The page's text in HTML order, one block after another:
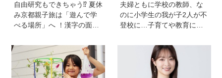
自由研究もできちゃう⁉︎ 夏休
み京都親子旅は「遊んで学
べる場所」へ ！漢字の面白
【HugKum京都隊が教える
京の裏ワザ・裏ミチ徹底ガ
イド】
夫婦ともに学校の教師、な
のに小学生の我が子2人が不
登校に…子育てや教育に悩
「退職しよう」と決意する